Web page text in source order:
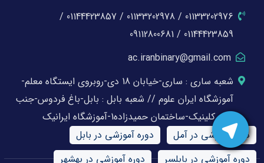
01133202976 / 01133202978 / 01144423857 /
01144423859 / 09112800681
ac.iranbinary@gmail.com
شعبه ساری : ساری-خیابان 18 دی-روبروی ایستگاه معلم-
آموزشگاه ایران علوم // شعبه بابل : بابل-باغ فردوس-جنب
بابل کلینیک-ساختمان حمیدزاده1-آموزشگاه ایرانیک
دوره آموزشی در آمل
دوره آموزشی در بابل
دوره آموزشی در بابلسر
دوره آموزشی در بهشهر